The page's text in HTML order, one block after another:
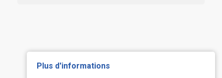
Plus d'informations